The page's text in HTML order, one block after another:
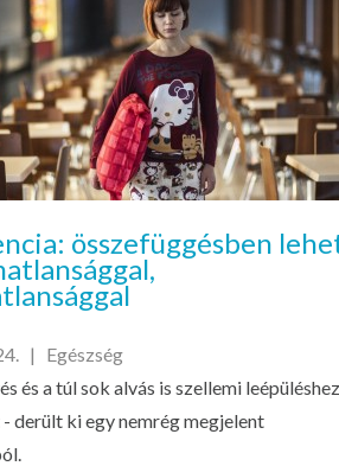
összefüggésben
| Egészség
és a túl sok alvás is szellemi leépüléshez
derült ki egy nemrég megjelent